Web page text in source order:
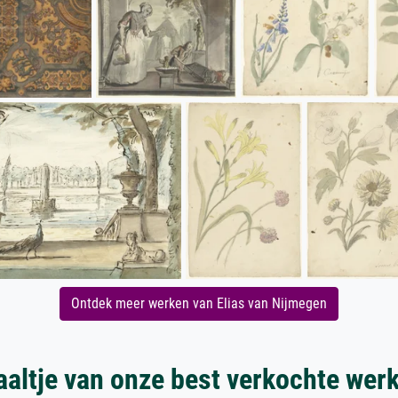
Ontdek meer werken van Elias van Nijmegen
van onze best verkochte